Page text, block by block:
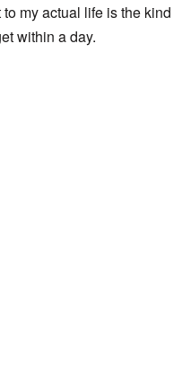
my actual life is the kind
within a day.